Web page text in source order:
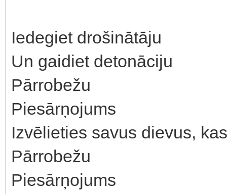
Iedegiet drošinātāju
Un gaidiet detonāciju
Pārrobežu
Piesārņojums
Izvēlieties savus dievus,
Pārrobežu
Piesārņojums